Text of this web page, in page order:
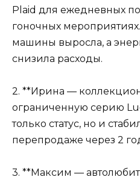
Plaid для ежедневных
гоночных
машины выросла, а
снизила расходы.
2. **Ирина —
ограниченную серию
только статус, но и
перепродаже через 2
3. **Максим —